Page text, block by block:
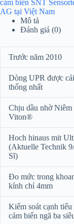
cảm biến SNT
AG tại Việt Nam
Mô tả
Đánh giá (0)
Trước năm 2010
Dòng UPR được
thống nhất
Chịu dầu nhờ Niêm
Viton®
Hoch hinaus mit
(Aktuelle Technik
Sĩ)
Đo mức trong
kính chỉ 4mm
Kiểm soát cạnh
cảm biến ngã ba